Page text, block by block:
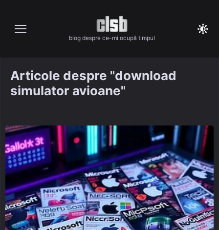
content
blog despre ce-mi ocupă timpul
Articole despre "download
simulator avioane"